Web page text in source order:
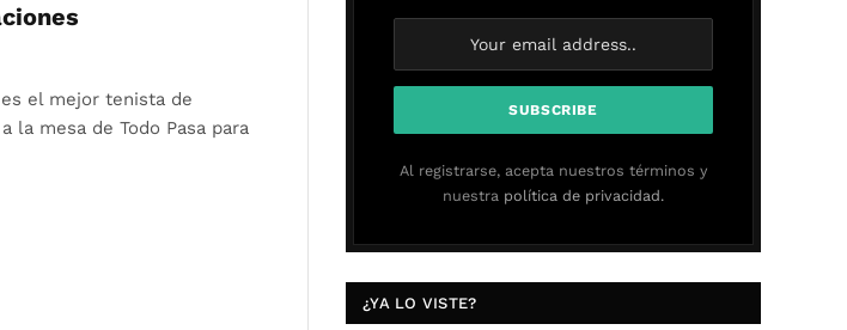
el mejor tenista de
la mesa de Todo Pasa para
Al registrarse, acepta nuestros términos y
nuestra política de privacidad.
¿YA LO VISTE?